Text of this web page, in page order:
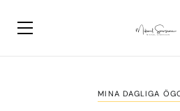
MINA DAGLIGA